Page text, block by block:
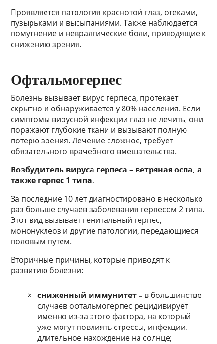
Проявляется патология краснотой глаз, отеками,
пузырьками и высыпаниями. Также наблюдается
помутнение и невралгические боли, приводящие к
снижению зрения.
Офтальмогерпес
Болезнь вызывает вирус герпеса, протекает
скрытно и обнаруживается у 80% населения. Если
симптомы вирусной инфекции глаз не лечить, они
поражают глубокие ткани и вызывают полную
потерю зрения. Лечение сложное, требует
обязательного врачебного вмешательства.
Возбудитель вируса герпеса – ветряная оспа, а
также герпес 1 типа.
За последние 10 лет диагностировано в несколько
раз больше случаев заболевания герпесом 2 типа.
Этот вид вызывает генитальный герпес,
мононуклеоз и другие патологии, передающиеся
половым путем.
Вторичные причины, которые приводят к
развитию болезни:
сниженный иммунитет – в большинстве
случаев офтальмогерпес рецидивирует
именно из-за этого фактора, на который
уже могут повлиять стрессы, инфекции,
длительное нахождение на солнце;